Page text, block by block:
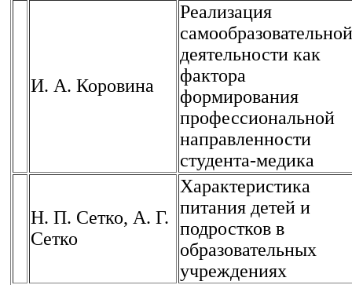
И. А. Коровина
Реализация
самообразовательной
деятельности как
фактора
формирования
профессиональной
направленности
студента-медика
Н. П. Сетко, А. Г.
Сетко
Характеристика
питания детей и
подростков в
образовательных
учреждениях